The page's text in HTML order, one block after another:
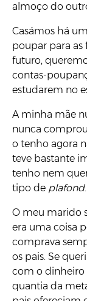
almoço do
Casámos há
poupar para as
futuro,
contas-
estudarem no
A minha mãe
nunca
o tenho agora
teve bastante
tenho nem
tipo de plafond.
O meu marido
era uma coisa
comprava
os pais. Se
com o dinheiro
quantia da